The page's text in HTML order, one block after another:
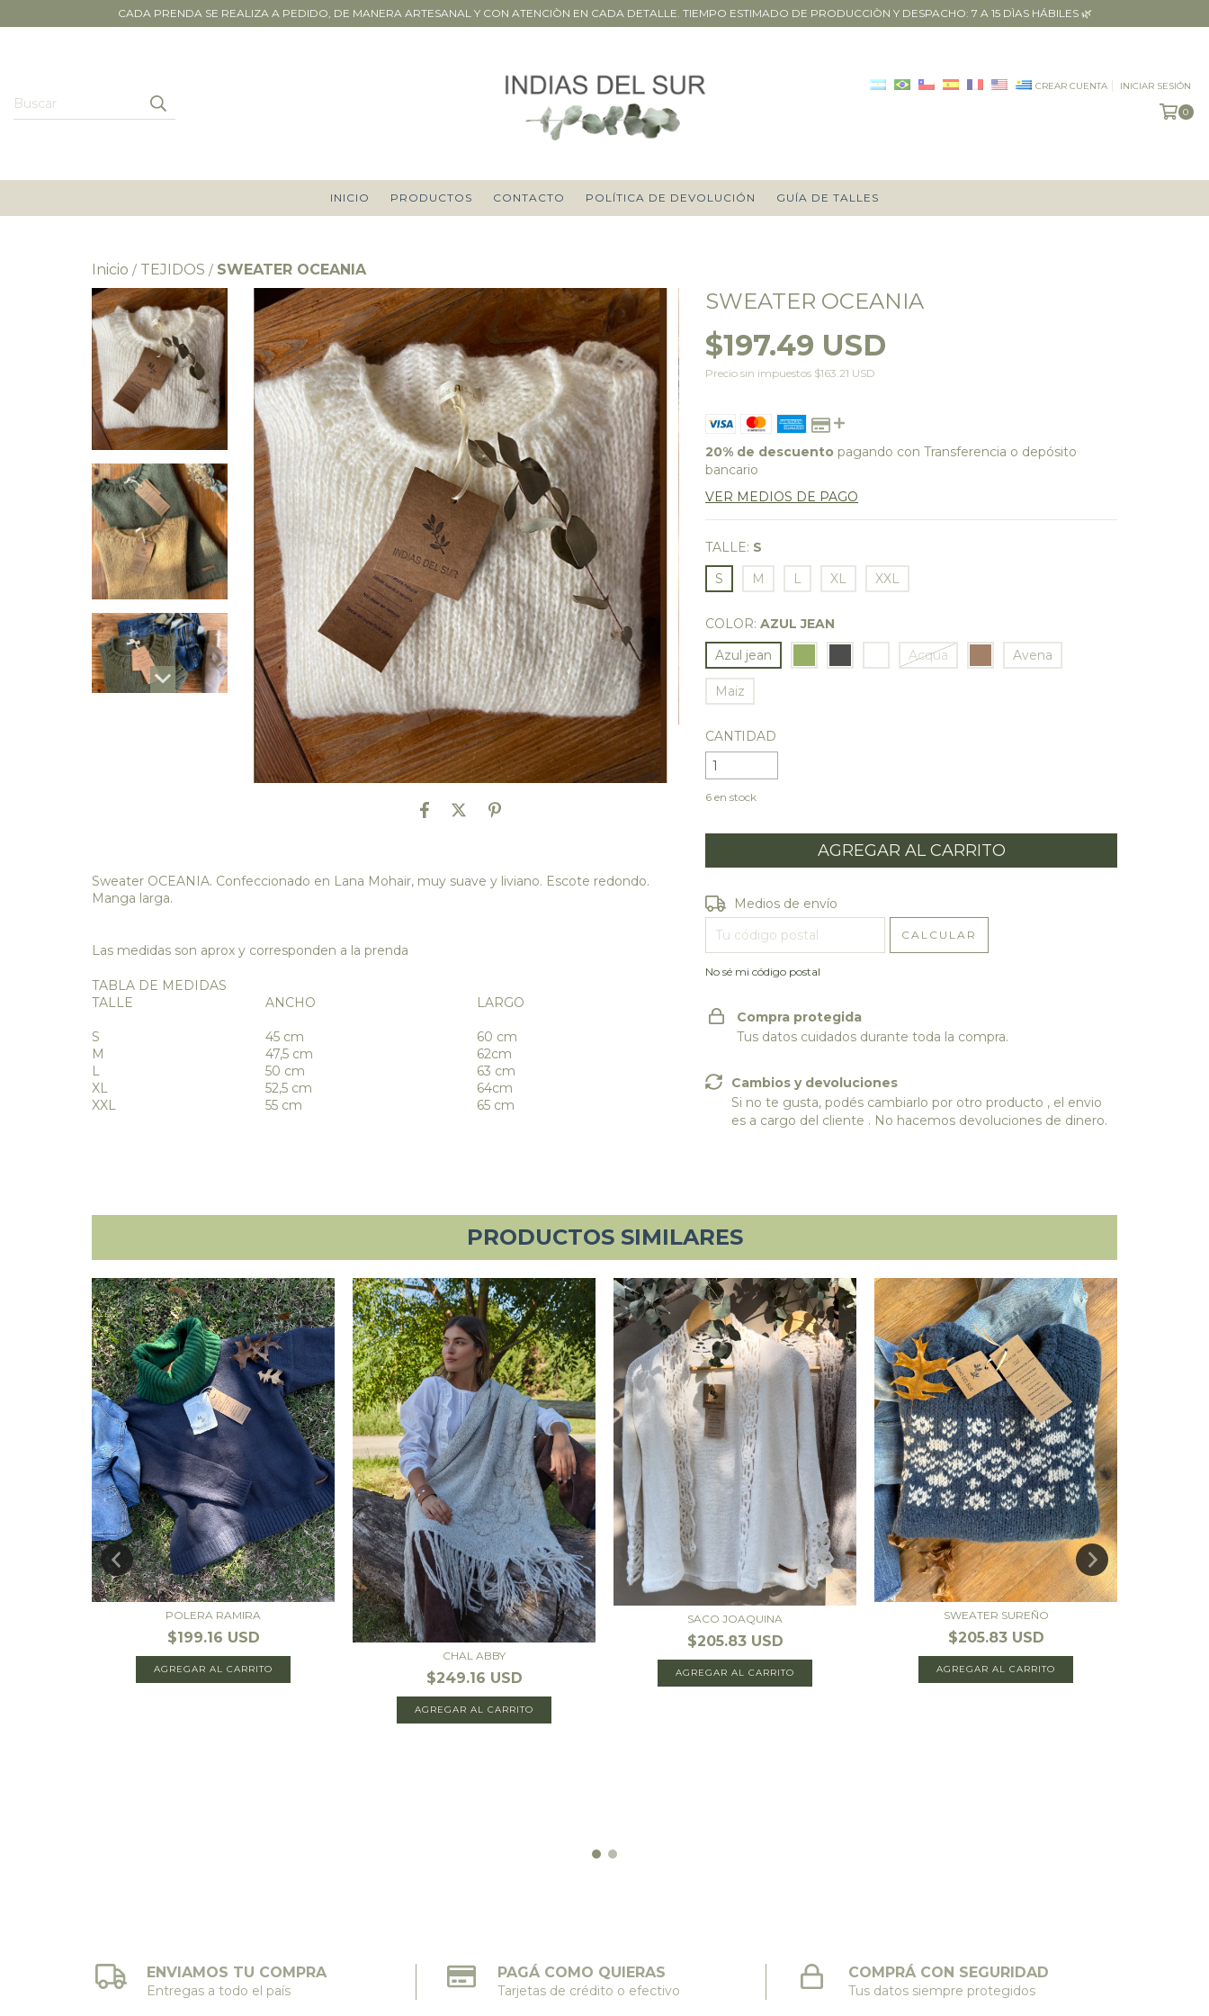
CADA PRENDA SE REALIZA A PEDIDO, DE MANERA ARTESANAL Y CON ATENCIÒN EN CADA DETALLE. TIEMPO ESTIMADO DE PRODUCCIÒN Y DESPACHO: 7 A 15 DÌAS HÁBILES 🌿
CREAR CUENTA INICIAR SESIÓN
0
INICIO PRODUCTOS CONTACTO POLÍTICA DE DEVOLUCIÓN GUÍA DE TALLES
Inicio / TEJIDOS / SWEATER OCEANIA
Sweater OCEANIA. Confeccionado en Lana Mohair, muy suave y liviano. Escote redondo.
Manga larga.
Las medidas son aprox y corresponden a la prenda
TABLA DE MEDIDAS
TALLE
ANCHO LARGO
S 45 cm
60 cm
M
47,5 cm
62cm
L
50 cm
63 cm
XL
52,5 cm
64cm
XXL
55 cm 65 cm
SWEATER OCEANIA
$197.49 USD
Precio sin impuestos $163.21 USD
20% de descuento pagando con Transferencia o depósito
bancario
VER MEDIOS DE PAGO
TALLE: S
S
M L XL XXL
COLOR: AZUL JEAN
Azul jean
Acqua Avena
Maiz
CANTIDAD
6 en stock
Entregas para el CP:
Medios de envío
CALCULAR
No sé mi código postal
Compra protegida
Tus datos cuidados durante toda la compra.
Cambios y devoluciones
Si no te gusta, podés cambiarlo por otro producto , el envio
es a cargo del cliente . No hacemos devoluciones de dinero.
PRODUCTOS SIMILARES
POLERA RAMIRA
$199.16 USD
AGREGAR AL CARRITO
CHAL ABBY
$249.16 USD
AGREGAR AL CARRITO
SACO JOAQUINA
$205.83 USD
AGREGAR AL CARRITO
SWEATER SUREÑO
$205.83 USD
AGREGAR AL CARRITO
ENVIAMOS TU COMPRA
Entregas a todo el país
PAGÁ COMO QUIERAS
Tarjetas de crédito o efectivo
COMPRÁ CON SEGURIDAD
Tus datos siempre protegidos